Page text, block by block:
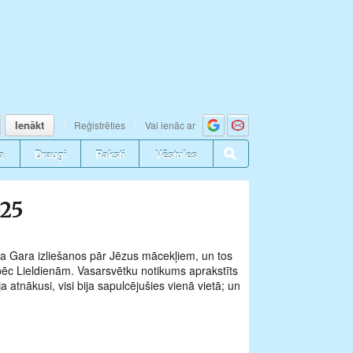
Ienākt Reģistrēties Vai ienāc ar
Draugi Raksti Vēstules
Gara izliešanos pār Jēzus mācekļiem, un tos
Lieldienām. Vasarsvētku notikums aprakstīts
atnākusi, visi bija sapulcējušies vienā vietā; un